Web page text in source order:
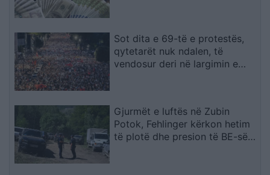
Sot dita e 69-të e protestës,
qytetarët nuk ndalen, të
vendosur deri në largimin e
Gjurmët e luftës në Zubin
Potok, Fehlinger kërkon hetim
të plotë dhe presion të BE-së